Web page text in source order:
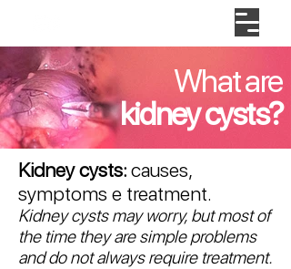
What are
kidney cysts?
Kidney cysts:causes,
symptoms e treatment.
Kidney cysts may worry, but most of
the time they are simple problems
and do not always require treatment.